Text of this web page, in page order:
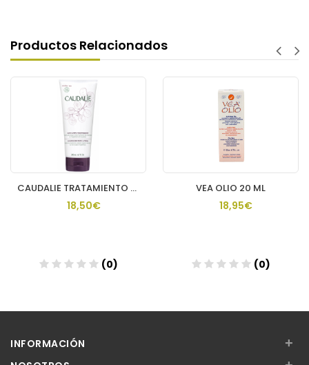
Productos Relacionados
CAUDALIE TRATAMIENTO CORPORAL NUTR THE DES VIGNES
18,50€
(0)
VEA OLIO 20 ML
18,95€
(0)
INFORMACIÓN +